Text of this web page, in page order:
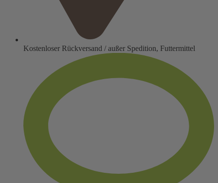
Kostenloser Rückversand / außer Spedition, Futtermittel